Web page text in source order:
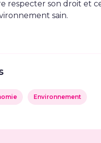
respecter son droit et
sain.
Environnement